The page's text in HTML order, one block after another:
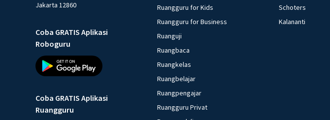
Jakarta 12860
Coba GRATIS Aplikasi
Roboguru
Coba GRATIS Aplikasi
Ruangguru
Ruangguru for Kids
Ruangguru for Business
Ruanguji
Ruangbaca
Ruangkelas
Ruangbelajar
Ruangpengajar
Ruangguru Privat
Schoters
Kalananti